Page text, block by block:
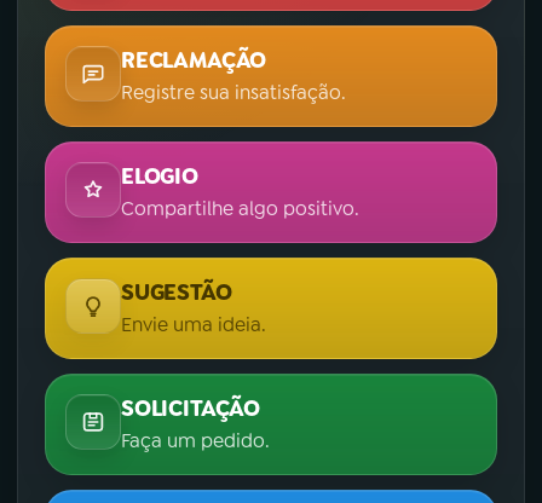
RECLAMAÇÃO
Registre sua insatisfação.
ELOGIO
Compartilhe algo positivo.
SUGESTÃO
Envie uma ideia.
SOLICITAÇÃO
Faça um pedido.